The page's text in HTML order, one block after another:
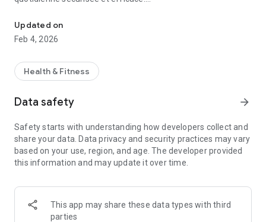
Amélioration de la posture et réduction des douleurs liées
aux mauvaises habitudes.
Prévention efficace des blessures et optimisation des
Développement d’une meilleure maîtrise et compréhension
des mouvements corporels.
pour un bien-être durable.
Updated on
Feb 4, 2026
Health & Fitness
Data safety arrow_forward
Safety starts with understanding how developers collect and
share your data. Data privacy and security practices may vary
based on your use, region, and age. The developer provided
this information and may update it over time.
This app may share these data types with third
parties